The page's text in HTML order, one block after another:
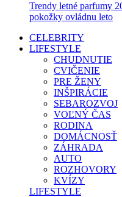
Trendy letné parfumy
pokožky ovládnu leto
CELEBRITY
LIFESTYLE
CHUDNUTIE
CVIČENIE
PRE ŽENY
INŠPIRÁCIE
SEBAROZVOJ
VOĽNÝ ČAS
RODINA
DOMÁCNOSŤ
ZÁHRADA
AUTO
ROZHOVORY
KVÍZY
LIFESTYLE